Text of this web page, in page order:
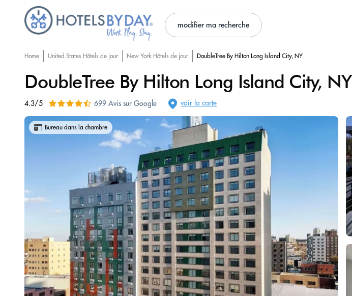
modifier ma recherche
Home United States Hôtels de jour New York Hôtels de jour DoubleTree By Hilton Long Island City, NY
DoubleTree By Hilton Long Island City, NY
4.3/5 699 Avis sur Google voir la carte
Bureau dans la chambre